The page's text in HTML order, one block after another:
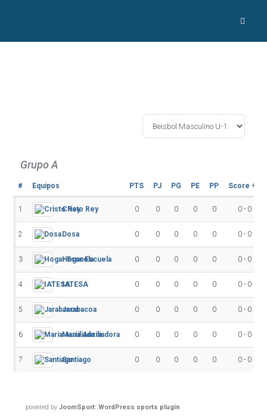
Grupo A
# Equipos PTS PJ PG PE PP Score +/-
1 Cristo Rey 0 0 0 0 0 0 - 0
2 Dosa 0 0 0 0 0 0 - 0
3 Hogar Escuela 0 0 0 0 0 0 - 0
4 IATESA 0 0 0 0 0 0 - 0
5 Jarabacoa 0 0 0 0 0 0 - 0
6 Maria Auxiliadora 0 0 0 0 0 0 - 0
7 Santiago 0 0 0 0 0 0 - 0
powered byJoomSport: WordPress sports plugin